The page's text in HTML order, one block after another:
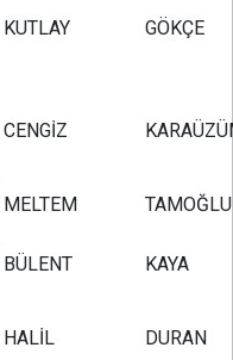
KUTLAY GÖKÇE
CENGİZ
MELTEM TAMOĞLU
BÜLENT KAYA
HALİL DURAN